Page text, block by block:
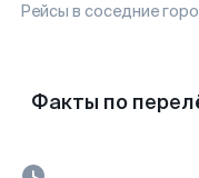
Рейсы в соседние
Факты по